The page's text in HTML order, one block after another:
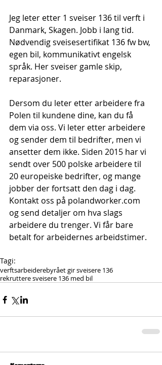
Jeg leter etter 1 sveiser 136 til verft i
Danmark, Skagen. Jobb i lang tid.
Nødvendig sveisesertifikat 136 fw bw,
egen bil, kommunikativt engelsk
språk. Her sveiser gamle skip,
reparasjoner.
Dersom du leter etter arbeidere fra
Polen til kundene dine, kan du få
dem via oss. Vi leter etter arbeidere
og sender dem til bedrifter, men vi
ansetter dem ikke. Siden 2015 har vi
sendt over 500 polske arbeidere til
20 europeiske bedrifter, og mange
jobber der fortsatt den dag i dag.
Kontakt oss på polandworker.com
og send detaljer om hva slags
arbeidere du trenger. Vi får bare
betalt for arbeidernes arbeidstimer.
Tagi:
verftsarbeiderebyrået gir sveisere 136
rekruttere sveisere 136 med bil